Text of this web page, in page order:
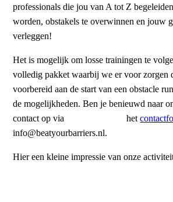
professionals die jou van A tot Z
worden, obstakels te overwinnen en jouw
verleggen!
Het is mogelijk om losse trainingen te
volledig pakket waarbij we er voor zorgen
voorbereid aan de start van een obstacle run
de mogelijkheden. Ben je benieuwd naar
contact op via
06-82072551,het
info@beatyourbarriers.nl.
Hier een kleine impressie van onze